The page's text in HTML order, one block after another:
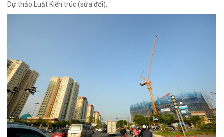
Dự thảo Luật Kiến trúc (sửa đổi).